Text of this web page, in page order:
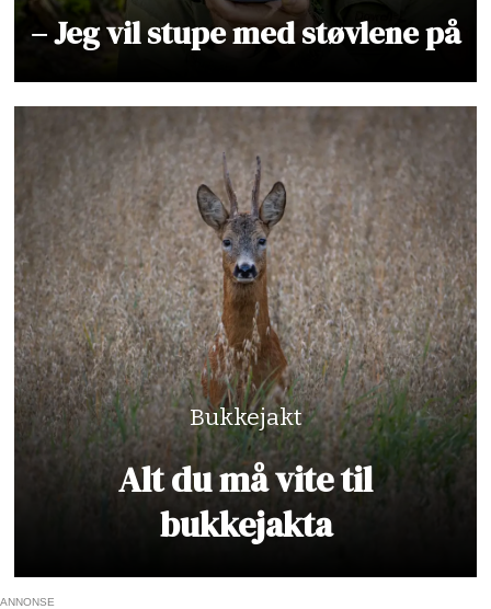
– Jeg vil stupe med støvlene på
Bukkejakt
Alt du må vite til
bukkejakta
ANNONSE